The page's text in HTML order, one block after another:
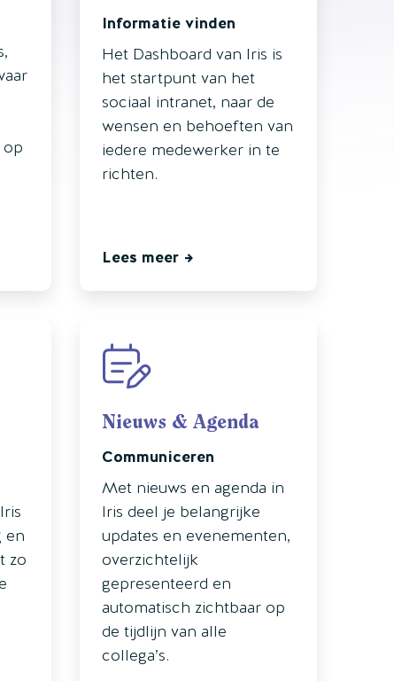
op
Informatie vinden
Het Dashboard van Iris is
het startpunt van het
sociaal intranet, naar de
wensen en behoeften van
iedere medewerker in te
richten.
Lees meer
en
zo
Nieuws & Agenda
Communiceren
Met nieuws en agenda in
Iris deel je belangrijke
updates en evenementen,
overzichtelijk
gepresenteerd en
automatisch zichtbaar op
de tijdlijn van alle
collega’s.